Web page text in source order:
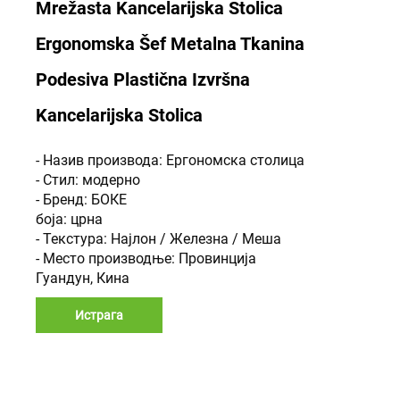
Mrežasta Kancelarijska Stolica
Ergonomska Šef Metalna Tkanina
Podesiva Plastična Izvršna
Kancelarijska Stolica
- Назив производа: Ергономска столица
- Стил: модерно
- Бренд: БОКЕ
боја: црна
- Текстура: Најлон / Железна / Меша
- Место производње: Провинција
Гуандун, Кина
Истрага